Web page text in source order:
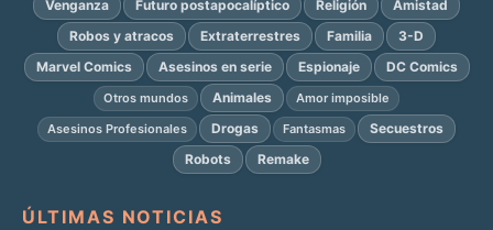
Venganza
Futuro postapocalíptico Religión
Amistad
Robos y atracos
Extraterrestres Familia
3-D
Marvel Comics
Asesinos en serie Espionaje DC Comics
Otros mundos Animales
Amor imposible
Asesinos Profesionales
Drogas Fantasmas
Secuestros
Robots
Remake
ÚLTIMAS NOTICIAS